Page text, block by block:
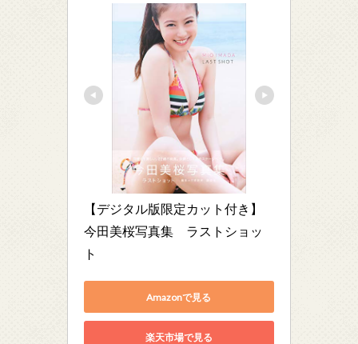
【デジタル版限定カット付き】
今田美桜写真集　ラストショッ
ト
Amazonで見る
楽天市場で見る